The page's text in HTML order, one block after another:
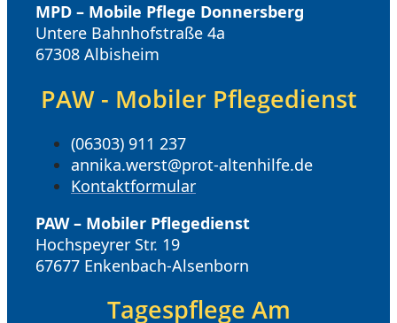
MPD – Mobile Pflege Donnersberg
Untere Bahnhofstraße 4a
67308 Albisheim
PAW - Mobiler Pflegedienst
(06303) 911 237
annika.werst@prot-altenhilfe.de
Kontaktformular
PAW – Mobiler Pflegedienst
Hochspeyrer Str. 19
67677 Enkenbach-Alsenborn
Tagespflege Am